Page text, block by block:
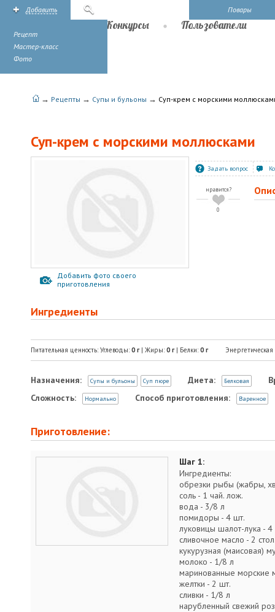
Повары
Добавить
Рецепт
Мастер-класс
Фото
Конкурсы Пользователи
→ Рецепты → Супы и бульоны → Суп-крем с морскими
Суп-крем с морскими моллюсками
Добавить фото своего
приготовления
Задать вопрос
нравится?
0
Ингредиенты
Питательная ценность: Углеводы: 0 г| Жиры: 0 г| Белки: 0 г
Назначения: Супы и бульоны Суп пюре Диета: Белковая
Сложность:
Нормально Способ приготовления: Варенное
Приготовление:
Шаг 1:
Ингредиенты:
обрезки рыбы (жабры,
соль - 1 чай. лож.
вода - 3/8 л
помидоры - 4 шт.
луковицы шалот-лука - 4
сливочное масло - 2
кукурузная (маисовая)
молоко - 1/8 л
маринованные морские
желтки - 2 шт.
сливки - 1/8 л
нарубленный свежий